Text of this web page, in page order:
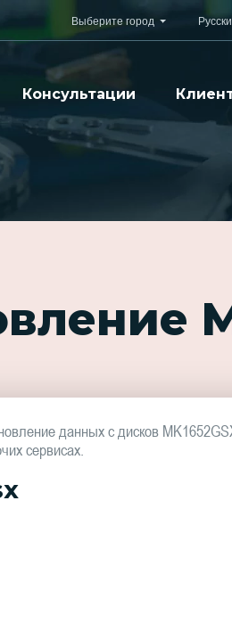
Консультации
Выберите город
данных с дисков
сервисах.